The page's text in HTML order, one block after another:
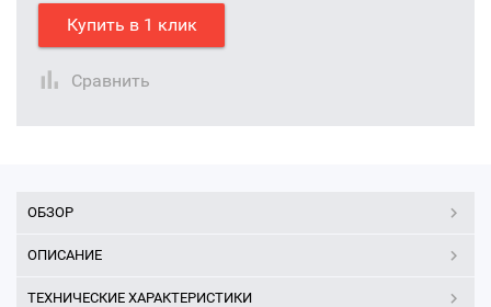
Купить в 1 клик
Сравнить
ОБЗОР
ОПИСАНИЕ
ТЕХНИЧЕСКИЕ ХАРАКТЕРИСТИКИ